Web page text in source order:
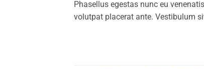
Phasellus egestas nunc eu
volutpat placerat ante. Vestibulum